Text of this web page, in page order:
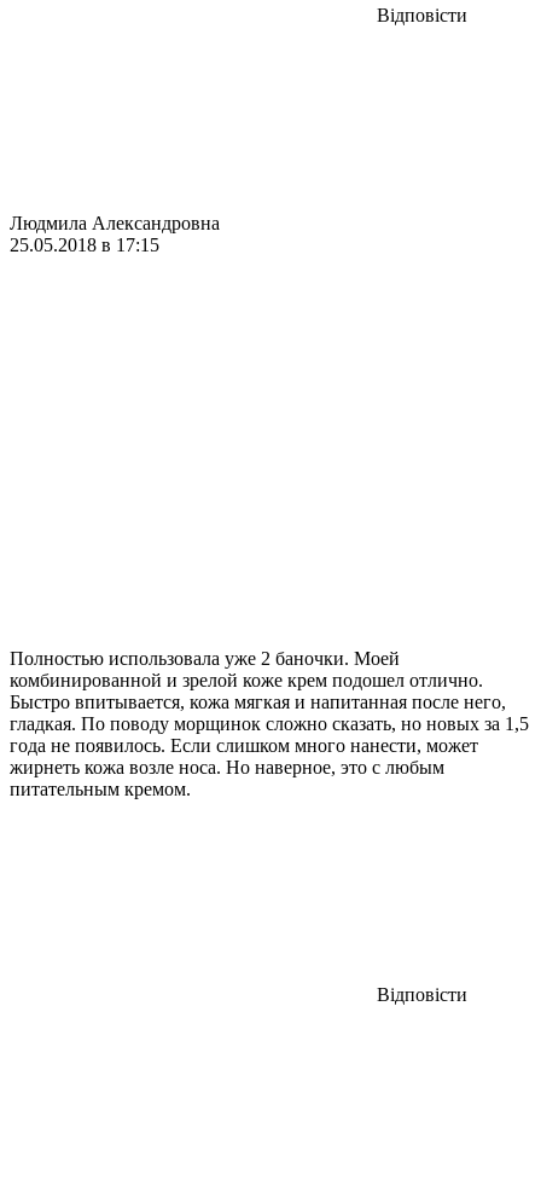
Відповісти
Людмила Александровна
25.05.2018 в 17:15
Полностью использовала уже 2 баночки. Моей
комбинированной и зрелой коже крем подошел отлично.
Быстро впитывается, кожа мягкая и напитанная после него,
гладкая. По поводу морщинок сложно сказать, но новых за 1,5
года не появилось. Если слишком много нанести, может
жирнеть кожа возле носа. Но наверное, это с любым
питательным кремом.
Відповісти